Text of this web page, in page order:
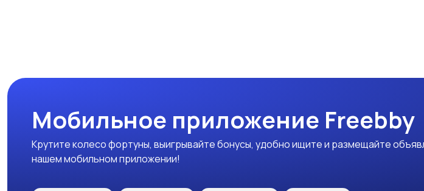
Мобильное приложение Freebby
Крутите колесо фортуны, выигрывайте бонусы, удобно ищите и размещайте
нашем мобильном приложении!